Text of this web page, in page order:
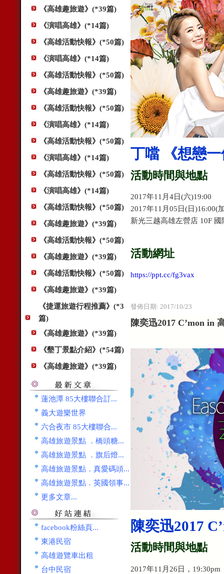
《高雄趣旅遊》(*39篇)
《演唱高雄》(*14篇)
《高雄活動快報》(*50篇)
《演唱高雄》(*14篇)
《高雄活動快報》(*50篇)
《高雄趣旅遊》(*39篇)
《高雄活動快報》(*50篇)
《演唱高雄》(*14篇)
《高雄活動快報》(*50篇)
《演唱高雄》(*14篇)
《高雄活動快報》(*50篇)
《演唱高雄》(*14篇)
《高雄活動快報》(*50篇)
《高雄趣旅遊》(*39篇)
《高雄活動快報》(*50篇)
《高雄趣旅遊》(*39篇)
《高雄活動快報》(*50篇)
《高雄趣旅遊》(*39篇)
《捷運旅遊行程推薦》(*3
篇)
《高雄趣旅遊》(*39篇)
《墾丁景點介紹》(*54篇)
《高雄趣旅遊》(*39篇)
蓮池潭 85大樓聯合訂...
義大遊樂世界
六合夜市 85大樓聯合...
高雄旅遊景點 ．橋頭糖...
高雄旅遊景點 ．旗后燈...
高雄旅遊景點．真愛碼頭...
高雄旅遊景點．英國領事...
更多文章...
facebook粉絲頁...
東港民宿
高雄遊覽車出租
台中民宿
丁噹 《想戀
活動時間與地點
2017年11月4日(六)19:00
2017年11月05日(日)16:00(
新光三越高雄左營店 10F
活動網址
https://ppt.cc/fg3vax
發佈日期: 2017/10/23
陳奕迅2017 C’mon in
陳奕迅2017
活動時間與地點
2017年11月26日，19:30pm